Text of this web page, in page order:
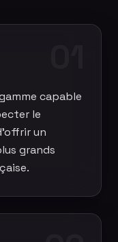
capable
le
un
grands